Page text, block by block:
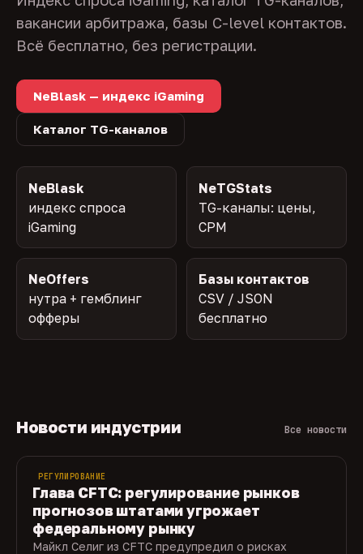
вакансии арбитража, базы C-level контактов.
Всё бесплатно, без регистрации.
NeBlask — индекс iGaming
Каталог TG-каналов
NeBlask
индекс спроса
iGaming
NeTGStats
TG-каналы: цены,
CPM
NeOffers
нутра + гемблинг
офферы
Базы контактов
CSV / JSON
бесплатно
Новости индустрии Все новости
РЕГУЛИРОВАНИЕ
Глава CFTC: регулирование рынков
прогнозов штатами угрожает
федеральному рынку
Майкл Селиг из CFTC предупредил о рисках